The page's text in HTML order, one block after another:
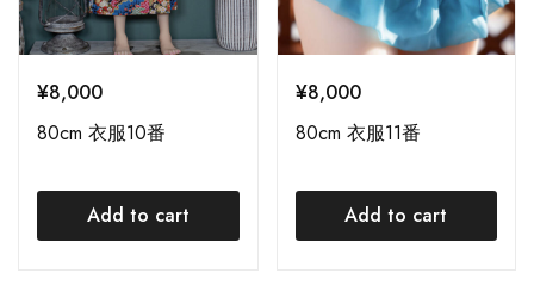
¥8,000
80cm 衣服10番
Add to cart
¥8,000
80cm 衣服11番
Add to cart